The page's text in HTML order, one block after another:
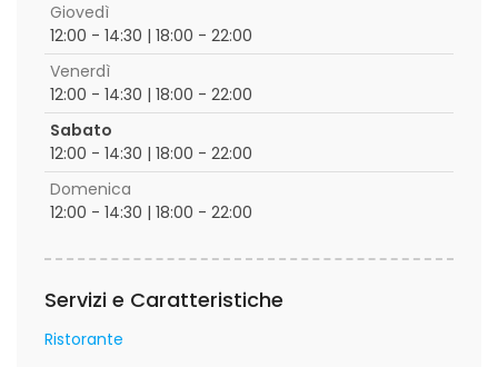
Giovedì
12:00 - 14:30 | 18:00 - 22:00
Venerdì
12:00 - 14:30 | 18:00 - 22:00
Sabato
12:00 - 14:30 | 18:00 - 22:00
Domenica
12:00 - 14:30 | 18:00 - 22:00
Servizi e Caratteristiche
Ristorante